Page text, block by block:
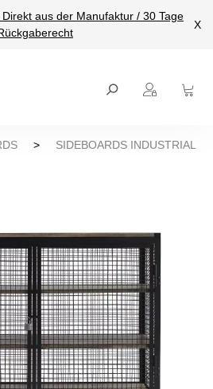
aus der Manufaktur / 30 Tage
X
> SIDEBOARDS INDUSTRIAL